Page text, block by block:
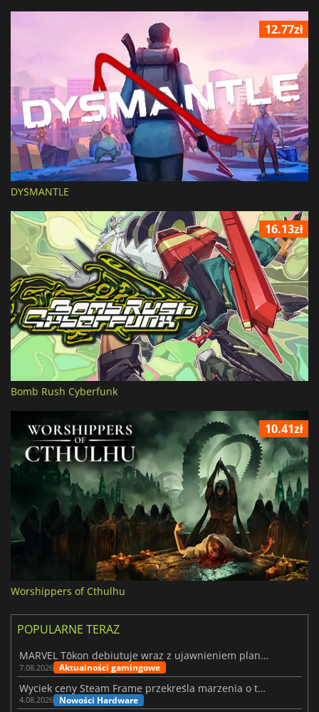
12.77zł
DYSMANTLE
16.13zł
Bomb Rush Cyberfunk
10.41zł
Worshippers of Cthulhu
POPULARNE TERAZ
MARVEL Tōkon debiutuje wraz z ujawnieniem planu rozwoju na pierwszy rok
7.08.2026 Aktualności gamingowe
Wyciek ceny Steam Frame przekreśla marzenia o tanim zestawie VR
4.08.2026 Nowości Hardware